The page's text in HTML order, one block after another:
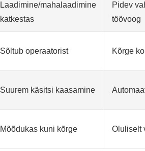
Laadimine/mahalaadimine
katkestas
Pidev
töövoog
Sõltub operaatorist Kõrge
Suurem käsitsi kaasamine
Mõõdukas kuni kõrge Oluliselt